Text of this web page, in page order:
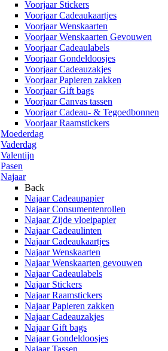
Voorjaar Stickers
Voorjaar Cadeaukaartjes
Voorjaar Wenskaarten
Voorjaar Wenskaarten Gevouwen
Voorjaar Cadeaulabels
Voorjaar Gondeldoosjes
Voorjaar Cadeauzakjes
Voorjaar Papieren zakken
Voorjaar Gift bags
Voorjaar Canvas tassen
Voorjaar Cadeau- & Tegoedbonnen
Voorjaar Raamstickers
Moederdag
Vaderdag
Valentijn
Pasen
Najaar
Back
Najaar Cadeaupapier
Najaar Consumentenrollen
Najaar Zijde vloeipapier
Najaar Cadeaulinten
Najaar Cadeaukaartjes
Najaar Wenskaarten
Najaar Wenskaarten gevouwen
Najaar Cadeaulabels
Najaar Stickers
Najaar Raamstickers
Najaar Papieren zakken
Najaar Cadeauzakjes
Najaar Gift bags
Najaar Gondeldoosjes
Najaar Tassen